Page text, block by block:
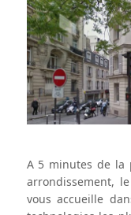
A 5 minutes de la
arrondissement, le
vous accueille